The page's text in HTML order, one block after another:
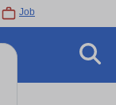
Job